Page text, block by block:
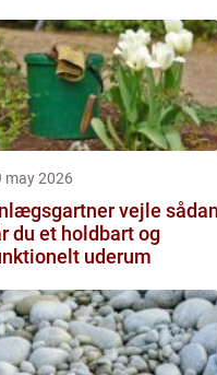
may 2026
vejle sådan
du et holdbart og
uderum